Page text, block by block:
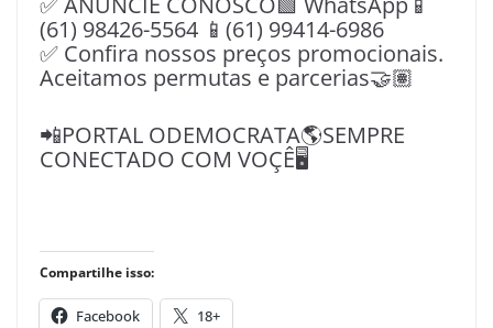
(61) 98426-5564 📱(61) 99414-6986
✅ Confira nossos preços promocionais.
Aceitamos permutas e parcerias🤝🏽
📲PORTAL ODEMOCRATA🌎SEMPRE
CONECTADO COM VOÇÊ🖥️
Compartilhe isso:
Facebook 18+